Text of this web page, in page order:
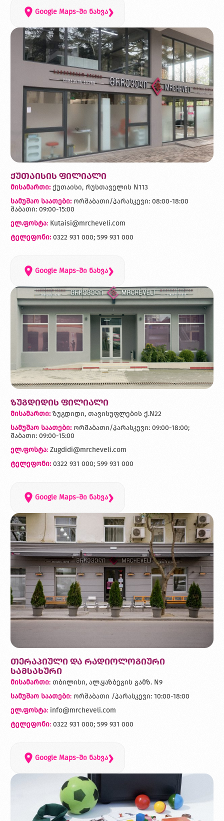
Google Maps-ში ნახვა›
ქუთაისის ფილიალი
მისამართი: ქუთაისი, რუსთაველის N113
სამუშაო საათები:ორშაბათი/პარასკევი: 08:00-18:00
შაბათი: 09:00-15:00
ელ.ფოსტა: Kutaisi@mrcheveli.com
ტელეფონი:0322 931 000; 599 931 000
Google Maps-ში ნახვა›
ზუგდიდის ფილიალი
მისამართი: ზუგდიდი, თავისუფლების ქ.N22
სამუშაო საათები:ორშაბათი/პარასკევი: 09:00-18:00;
შაბათი: 09:00-15:00
ელ.ფოსტა: Zugdidi@mrcheveli.com
ტელეფონი: 0322 931 000; 599 931 000
Google Maps-ში ნახვა›
თერაპიული და რადიოლოგიური
სამსახური
მისამართი: თბილისი, ალ.ყაზბეგის გამზ. N9
სამუშაო საათები: ორშაბათი /პარასკევი: 10:00-18:00
ელ.ფოსტა: info@mrcheveli.com
ტელეფონი: 0322 931 000; 599 931 000
Google Maps-ში ნახვა›